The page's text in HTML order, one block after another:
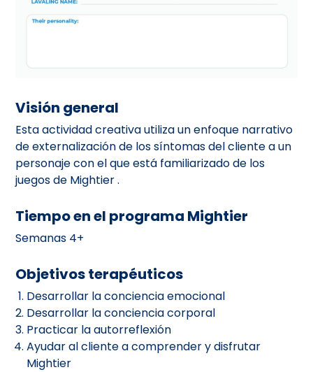
Visión general
Esta actividad creativa utiliza un enfoque narrativo
de externalización de los síntomas del cliente a un
personaje con el que está familiarizado de los
juegos de Mightier .
Tiempo en el programa Mightier
Semanas 4+
Objetivos terapéuticos
Desarrollar la conciencia emocional
Desarrollar la conciencia corporal
Practicar la autorreflexión
Ayudar al cliente a comprender y disfrutar
Mightier